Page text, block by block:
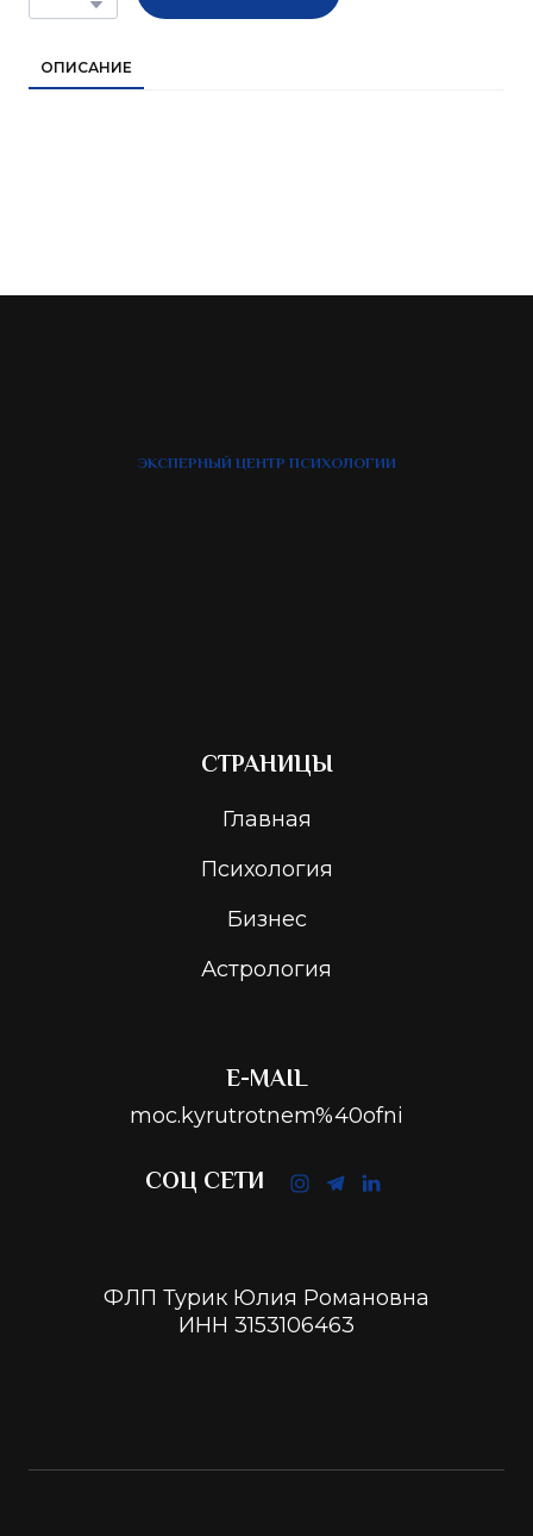
ОПИСАНИЕ
ЭКСПЕРНЫЙ ЦЕНТР ПСИХОЛОГИИ
СТРАНИЦЫ
Главная
Психология
Бизнес
Астрология
E-MAIL
moc.kyrutrotnem%40ofni
СОЦ СЕТИ
ФЛП Турик Юлия Романовна
ИНН 3153106463